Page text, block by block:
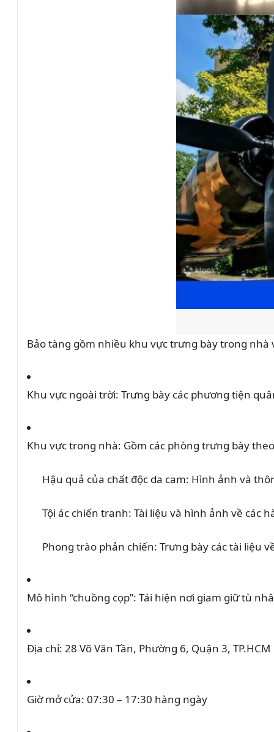
Bảo tàng gồm nhiều khu vực trưng bày trong
Khu vực ngoài trời: Trưng bày các phương tiện
Khu vực trong nhà: Gồm các phòng trưng bày
Hậu quả của chất độc da cam: Hình ảnh và
Tội ác chiến tranh: Tài liệu và hình ảnh về các
Phong trào phản chiến: Trưng bày các tài liệu
Mô hình “chuồng cọp”: Tái hiện nơi giam giữ tù
Địa chỉ: 28 Võ Văn Tần, Phường 6, Quận 3, TP.HCM
Giờ mở cửa: 07:30 – 17:30 hàng ngày